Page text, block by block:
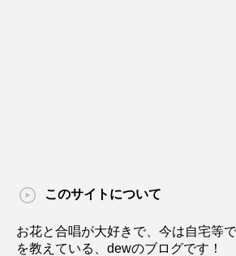
このサイトについて
お花と合唱が大好きで、今は自宅等
を教えている、dewのブログです！